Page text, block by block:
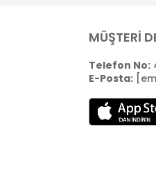
MÜŞTERİ
Telefon No:
E-Posta: